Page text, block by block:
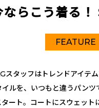
ならこう着る
FEATURE
スタッフはトレンドアイテ
ルを、いつもと違うパンツ
ート。コートにスウェット